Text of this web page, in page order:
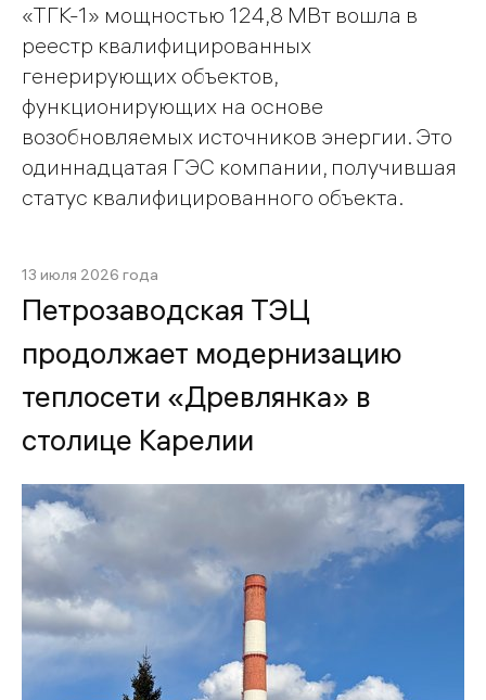
«ТГК-1» мощностью 124,8 МВт вошла в
реестр квалифицированных
генерирующих объектов,
функционирующих на основе
возобновляемых источников энергии. Это
одиннадцатая ГЭС компании, получившая
статус квалифицированного объекта.
13 июля 2026 года
Петрозаводская ТЭЦ
продолжает модернизацию
теплосети «Древлянка» в
столице Карелии